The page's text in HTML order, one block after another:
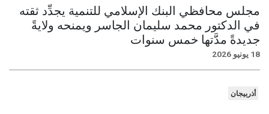
مجلس محافظي البنك الإسلامي للتنمية يجدِّد ثقته
في الدكتور محمد سليمان الجاسر ويمنحه ولايةً
جديدةً مدَّتها خمس سنوات
18 يونيو 2026
أذربيجان